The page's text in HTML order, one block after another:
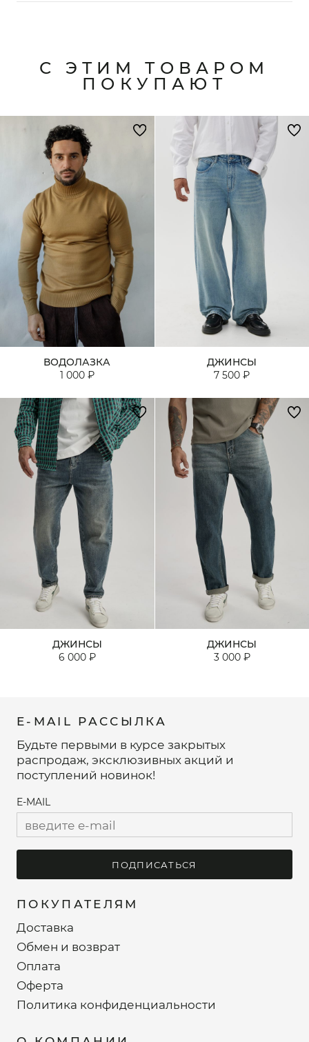
С ЭТИМ ТОВАРОМ
ПОКУПАЮТ
ВОДОЛАЗКА
1 000 ₽
ДЖИНСЫ
7 500 ₽
ДЖИНСЫ
6 000 ₽
ДЖИНСЫ
3 000 ₽
ПОКУПАТЕЛЯМ
Доставка
Обмен и возврат
Оплата
Оферта
Политика конфиденциальности
E-MAIL РАССЫЛКА
Будьте первыми в курсе закрытых
распродаж, эксклюзивных акций и
поступлений новинок!
E-MAIL
ПОДПИСАТЬСЯ